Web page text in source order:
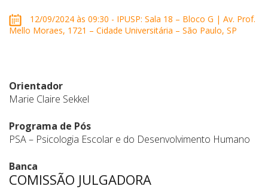
12/09/2024 às 09:30 - IPUSP: Sala 18 – Bloco G | Av. Prof.
Mello Moraes, 1721 – Cidade Universitária – São Paulo, SP
Orientador
Marie Claire Sekkel
Programa de Pós
PSA – Psicologia Escolar e do Desenvolvimento Humano
Banca
COMISSÃO JULGADORA